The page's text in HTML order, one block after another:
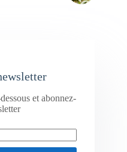
et abonnez-